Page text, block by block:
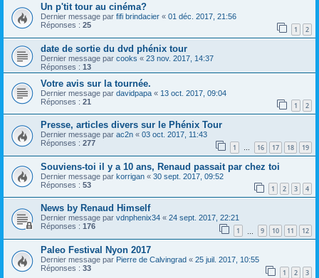
Un p'tit tour au cinéma?
Dernier message par fifi brindacier « 01 déc. 2017, 21:56
Réponses : 25 1 2
date de sortie du dvd phénix tour
Dernier message par cooks « 23 nov. 2017, 14:37
Réponses : 13
Votre avis sur la tournée.
Dernier message par davidpapa « 13 oct. 2017, 09:04
Réponses : 21 1 2
Presse, articles divers sur le Phénix Tour
Dernier message par ac2n « 03 oct. 2017, 11:43
Réponses : 277 1 … 16 17 18 19
Souviens-toi il y a 10 ans, Renaud passait par chez toi
Dernier message par korrigan « 30 sept. 2017, 09:52
Réponses : 53 1 2 3 4
News by Renaud Himself
Dernier message par vdnphenix34 « 24 sept. 2017, 22:21
Réponses : 176 1 9 10 11 12
Paleo Festival Nyon 2017
Dernier message par Pierre de Calvingrad « 25 juil. 2017, 10:55
Réponses : 33 1 2 3